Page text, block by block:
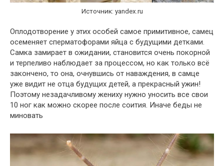
Источник: yandex.ru
Оплодотворение у этих особей самое примитивное, самец
осеменяет сперматофорами яйца с будущими детками.
Самка замирает в ожидании, становится очень покорной
и терпеливо наблюдает за процессом, но как только всё
закончено, то она, очнувшись от наваждения, в самце
уже видит не отца будущих детей, а прекрасный ужин!
Поэтому незадачливому жениху нужно уносить все свои
10 ног как можно скорее после соития. Иначе беды не
миновать